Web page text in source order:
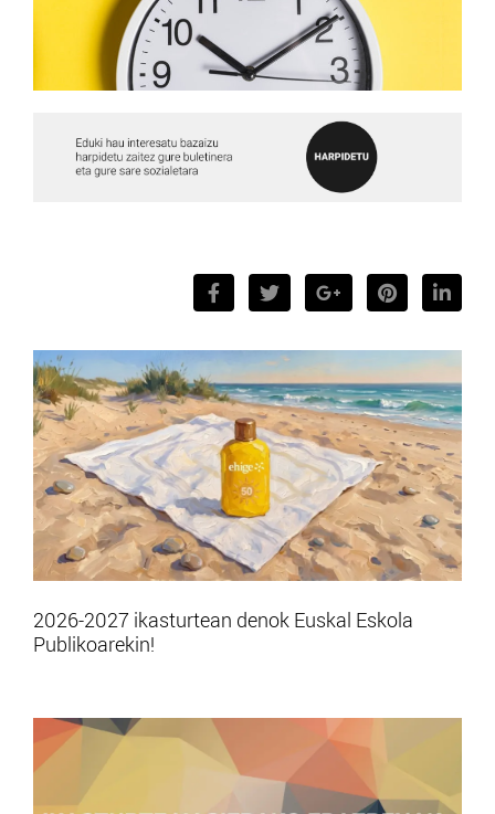
2026-2027 ikasturtean denok Euskal Eskola
Publikoarekin!